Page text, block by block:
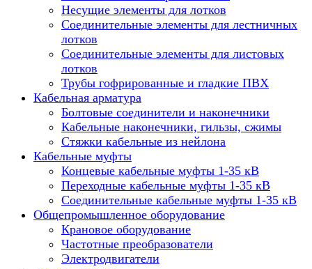
Несущие элементы для лотков
Соединительные элементы для лестничных
лотков
Соединительные элементы для листовых
лотков
Трубы гофрированные и гладкие ПВХ
Кабельная арматура
Болтовые соединители и наконечники
Кабельные наконечники, гильзы, сжимы
Стяжки кабельные из нейлона
Кабельные муфты
Концевые кабельные муфты 1-35 кВ
Переходные кабельные муфты 1-35 кВ
Соединительные кабельные муфты 1-35 кВ
Общепромышленное оборудование
Крановое оборудование
Частотные преобразователи
Электродвигатели